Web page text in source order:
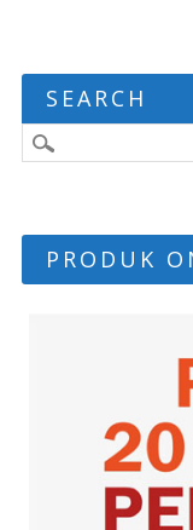
SEARCH
PRODUK